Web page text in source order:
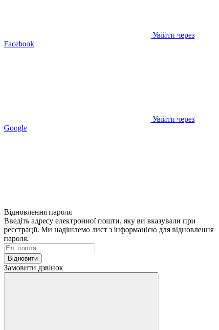
Увійти через
Facebook
Увійти через
Google
Відновлення пароля
Введіть адресу електронної пошти, яку ви вказували при
реєстрації. Ми надішлемо лист з інформацією для відновлення
пароля.
Відновити
Замовити дзвінок